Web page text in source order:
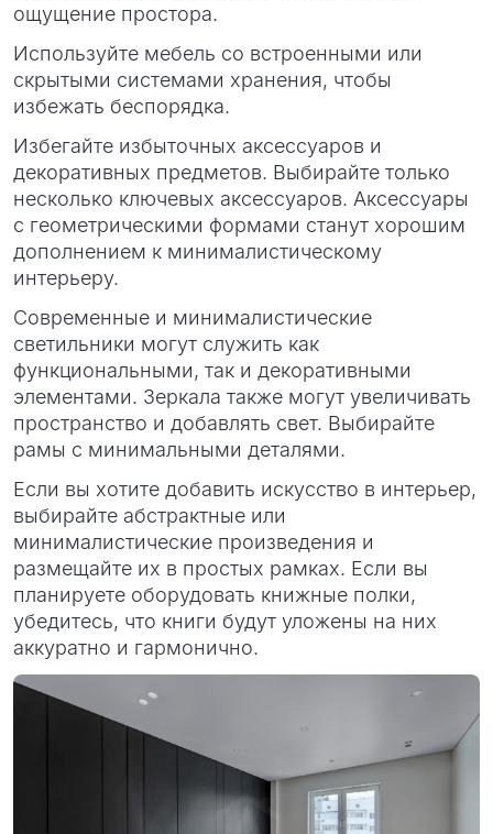
ощущение простора.
Используйте мебель со встроенными или
скрытыми системами хранения, чтобы
избежать беспорядка.
Избегайте избыточных аксессуаров и
декоративных предметов. Выбирайте только
несколько ключевых аксессуаров. Аксессуары
с геометрическими формами станут хорошим
дополнением к минималистическому
интерьеру.
Современные и минималистические
светильники могут служить как
функциональными, так и декоративными
элементами. Зеркала также могут увеличивать
пространство и добавлять свет. Выбирайте
рамы с минимальными деталями.
Если вы хотите добавить искусство в интерьер,
выбирайте абстрактные или
минималистические произведения и
размещайте их в простых рамках. Если вы
планируете оборудовать книжные полки,
убедитесь, что книги будут уложены на них
аккуратно и гармонично.